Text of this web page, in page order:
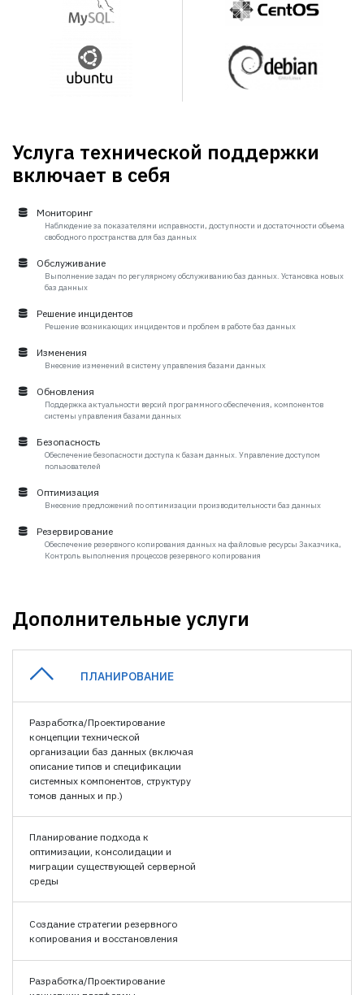
Услуга технической поддержки
включает в себя
Мониторинг
Наблюдение за показателями исправности, доступности и достаточности объема
свободного пространства для баз данных
Обслуживание
Выполнение задач по регулярному обслуживанию баз данных. Установка новых
баз данных
Решение инцидентов
Решение возникающих инцидентов и проблем в работе баз данных
Изменения
Внесение изменений в систему управления базами данных
Обновления
Поддержка актуальности версий программного обеспечения, компонентов
системы управления базами данных
Безопасность
Обеспечение безопасности доступа к базам данных. Управление доступом
пользователей
Оптимизация
Внесение предложений по оптимизации производительности баз данных
Резервирование
Обеспечение резервного копирования данных на файловые ресурсы Заказчика,
Контроль выполнения процессов резервного копирования
Дополнительные услуги
ПЛАНИРОВАНИЕ
Разработка/Проектирование
концепции технической
организации баз данных (включая
описание типов и спецификации
системных компонентов, структуру
томов данных и пр.)
Планирование подхода к
оптимизации, консолидации и
миграции существующей серверной
среды
Создание стратегии резервного
копирования и восстановления
Разработка/Проектирование